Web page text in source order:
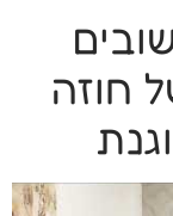
חוזה